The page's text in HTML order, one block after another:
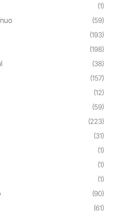
(1)
(59)
(193)
(198)
(38)
(157)
(12)
(59)
(223)
(31)
(1)
(1)
(1)
(90)
(61)